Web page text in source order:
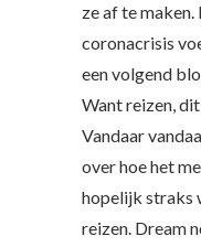
ze af te maken.
coronacrisis
een volgend
Want reizen,
Vandaar
over hoe het
hopelijk straks
reizen. Dream